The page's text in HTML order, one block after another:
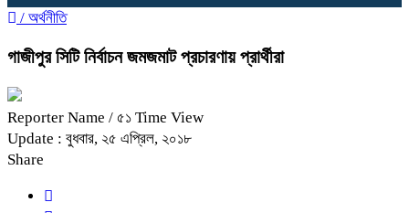
/ অর্থনীতি
গাজীপুর সিটি নির্বাচন জমজমাট প্রচারণায় প্রার্থীরা
Reporter Name / ৫১ Time View
Update : বুধবার, ২৫ এপ্রিল, ২০১৮
Share